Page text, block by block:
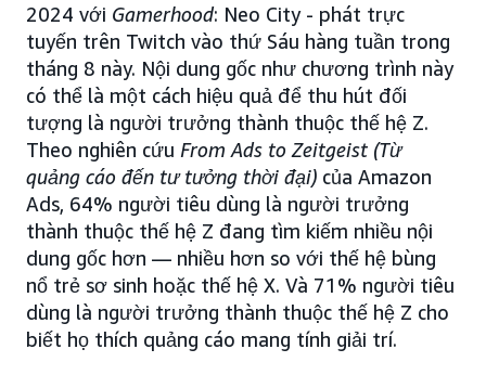
2024 với Gamerhood: Neo City - phát trực
tuyến trên Twitch vào thứ Sáu hàng tuần trong
tháng 8 này. Nội dung gốc như chương trình này
có thể là một cách hiệu quả để thu hút đối
tượng là người trưởng thành thuộc thế hệ Z.
Theo nghiên cứu From Ads to Zeitgeist (Từ
quảng cáo đến tư tưởng thời đại) của Amazon
Ads, 64% người tiêu dùng là người trưởng
thành thuộc thế hệ Z đang tìm kiếm nhiều nội
dung gốc hơn — nhiều hơn so với thế hệ bùng
nổ trẻ sơ sinh hoặc thế hệ X. Và 71% người tiêu
dùng là người trưởng thành thuộc thế hệ Z cho
biết họ thích quảng cáo mang tính giải trí.